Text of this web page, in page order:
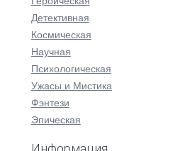
Детективная
Космическая
Научная
Психологическая
Ужасы и Мистика
Фэнтези
Эпическая